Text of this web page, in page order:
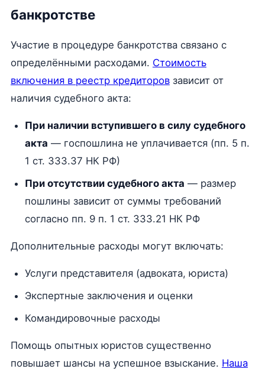
банкротстве
Участие в процедуре банкротства связано с
определёнными расходами. Стоимость
включения в реестр кредиторовзависит от
наличия судебного акта:
При наличии вступившего в силу судебного
акта — госпошлина не уплачивается (пп. 5 п.
1 ст. 333.37 НК РФ)
При отсутствии судебного акта — размер
пошлины зависит от суммы требований
согласно пп. 9 п. 1 ст. 333.21 НК РФ
Дополнительные расходы могут включать:
Услуги представителя (адвоката, юриста)
Экспертные заключения и оценки
Командировочные расходы
Помощь опытных юристов существенно
повышает шансы на успешное взыскание. Наша